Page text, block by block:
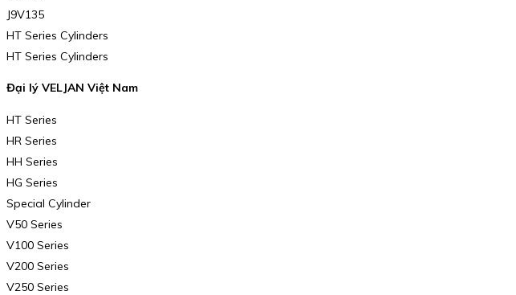
J9V135
HT Series Cylinders
HT Series Cylinders
Đại lý VELJAN Việt Nam
HT Series
HR Series
HH Series
HG Series
Special Cylinder
V50 Series
V100 Series
V200 Series
V250 Series